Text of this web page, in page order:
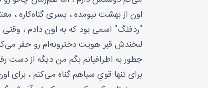
اون از بهشت نیومده ، پسری گناه‌کاره ،
"ردفلگ" اسمی بود که به اون دادم ،
لبخندش قبر هویت دخترونه‌ام رو حفر
چطور به اطرافیانم بگم من دیگه از دست
برای تنها قویِ سیاهم گناه می‌کنم ،